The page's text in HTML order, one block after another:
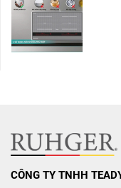
CÔNG TY TNHH